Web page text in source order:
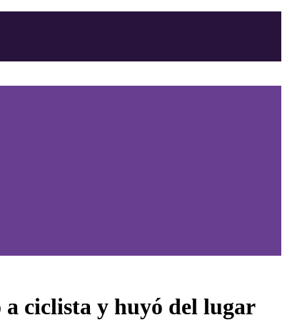
ciclista y huyó del lugar